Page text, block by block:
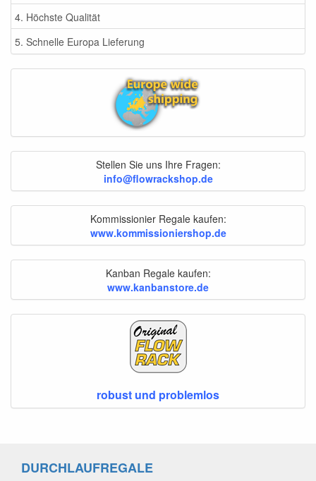
4. Höchste Qualität
5. Schnelle Europa Lieferung
Stellen Sie uns Ihre Fragen:
info@flowrackshop.de
Kommissionier Regale kaufen:
www.kommissioniershop.de
Kanban Regale kaufen:
www.kanbanstore.de
robust und problemlos
DURCHLAUFREGALE